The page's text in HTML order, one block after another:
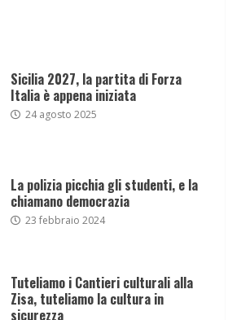
Sicilia 2027, la partita di Forza
Italia è appena iniziata
24 agosto 2025
La polizia picchia gli studenti, e la
chiamano democrazia
23 febbraio 2024
Tuteliamo i Cantieri culturali alla
Zisa, tuteliamo la cultura in
sicurezza